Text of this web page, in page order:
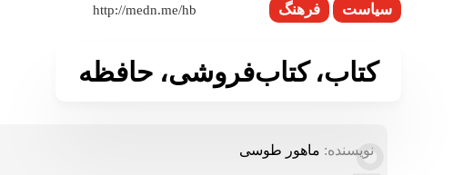
سیاست فرهنگ
کتاب، کتاب‌فروشی، حافظه
نویسنده: ماهور طوسی